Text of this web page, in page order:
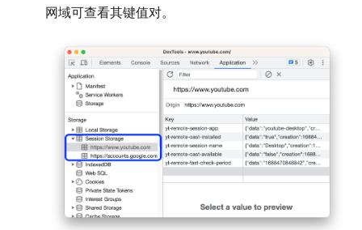
网域可查看其键值对。